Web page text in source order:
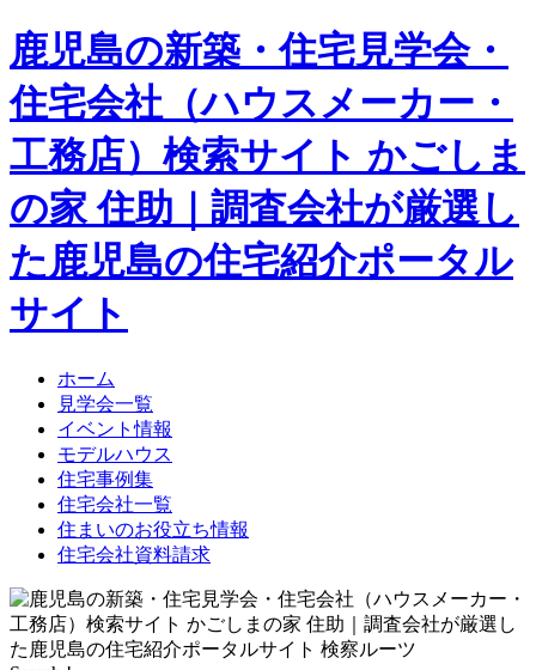
鹿児島の新築・住宅見学会・
住宅会社（ハウスメーカー・
工務店）検索サイト かごしま
の家 住助｜調査会社が厳選し
た鹿児島の住宅紹介ポータル
サイト
ホーム
見学会一覧
イベント情報
モデルハウス
住宅事例集
住宅会社一覧
住まいのお役立ち情報
住宅会社資料請求